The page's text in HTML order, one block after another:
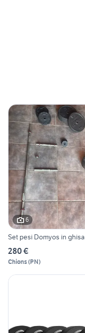
6
Set pesi Domyos in ghisa
280 €
Chions(PN)